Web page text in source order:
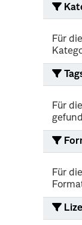
Für
Für
Für